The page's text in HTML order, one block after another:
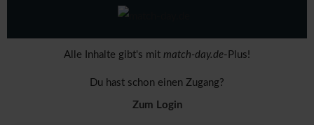
Alle Inhalte gibt's mit match-day.de-Plus!
Du hast schon einen Zugang?
Zum Login